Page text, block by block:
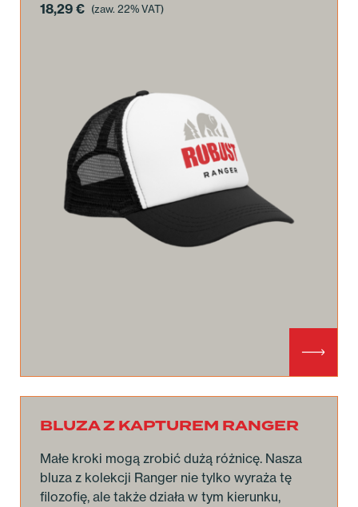
18,29 € (zaw. 22% VAT)
BLUZA Z KAPTUREM RANGER
Małe kroki mogą zrobić dużą różnicę. Nasza
bluza z kolekcji Ranger nie tylko wyraża tę
filozofię, ale także działa w tym kierunku,